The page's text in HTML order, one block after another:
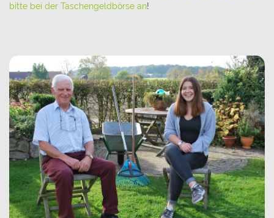
bitte bei der Taschengeldbörse an!